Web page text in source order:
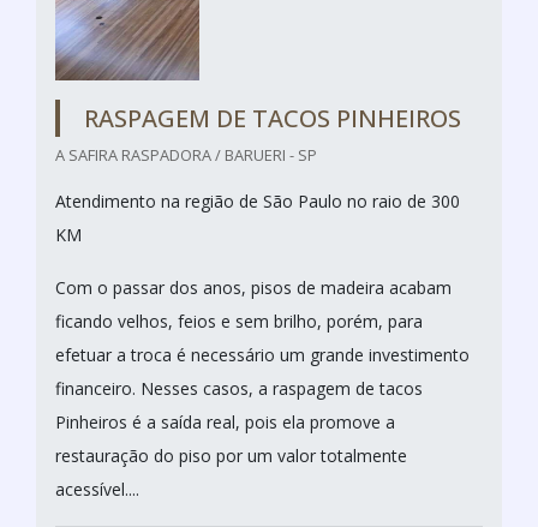
RASPAGEM DE TACOS PINHEIROS
A SAFIRA RASPADORA / BARUERI - SP
Atendimento na região de São Paulo no raio de 300
KM
Com o passar dos anos, pisos de madeira acabam
ficando velhos, feios e sem brilho, porém, para
efetuar a troca é necessário um grande investimento
financeiro. Nesses casos, a raspagem de tacos
Pinheiros é a saída real, pois ela promove a
restauração do piso por um valor totalmente
acessível....